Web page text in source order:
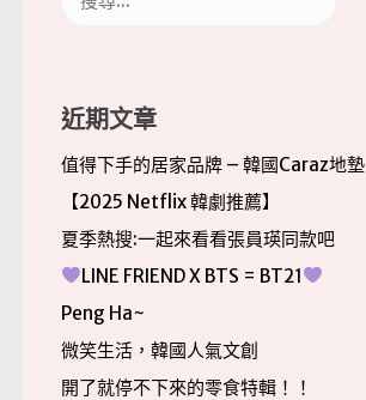
字:
近期文章
值得下手的居家品牌 – 韓國Caraz地墊
【2025 Netflix 韓劇推薦】
夏季熱搜:一起來看看張員瑛同款吧
LINE FRIEND X BTS = BT21
Peng Ha~
微笑生活，韓國人氣文創
開了就停不下來的零食特輯！！